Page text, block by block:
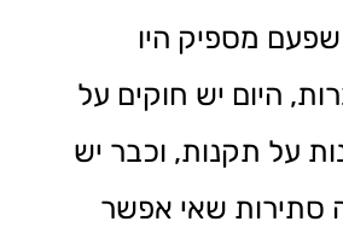
מספיק היו
היום יש חוקים על
על תקנות, וכבר יש
סתירות שאי אפשר